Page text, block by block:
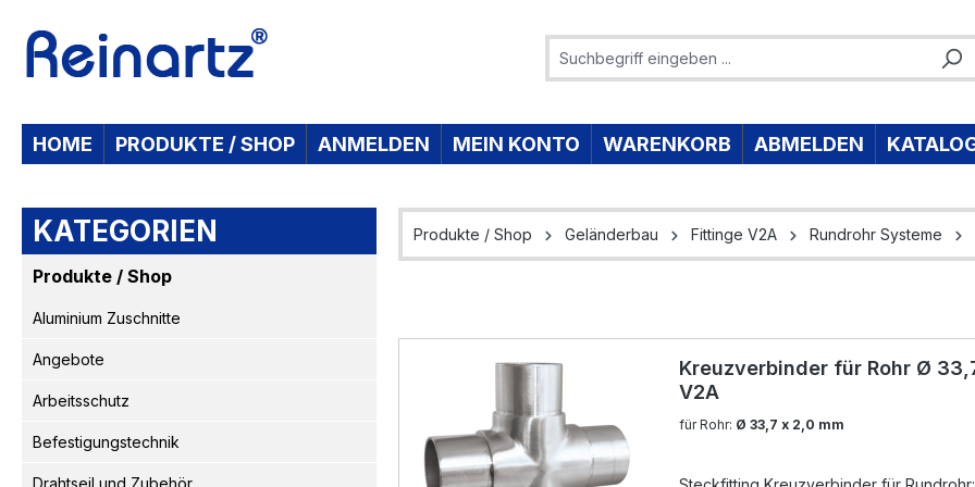
HOME PRODUKTE / SHOP ANMELDEN MEIN KONTO WARENKORB ABMELDEN
KATEGORIEN
Produkte / Shop
Aluminium Zuschnitte
Angebote
Arbeitsschutz
Befestigungstechnik
Drahtseil und Zubehör
Produkte / Shop Geländerbau Fittinge V2A Rundrohr Systeme
Kreuzverbinder für Rohr Ø
V2A
für Rohr: Ø 33,7 x 2,0 mm